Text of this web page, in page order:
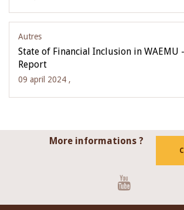
Autres
State of Financial Inclusion in WAEMU
Report
09 april 2024 ,
More informations ?